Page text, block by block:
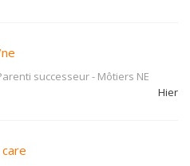
successeur- Môtiers NE
Hier